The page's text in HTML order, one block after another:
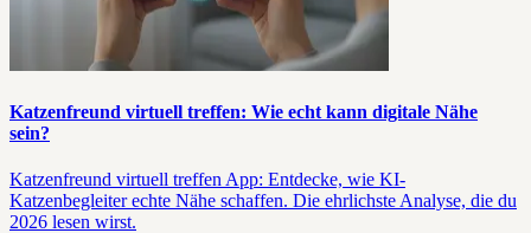
Katzenfreund virtuell treffen: Wie echt kann digitale Nähe
sein?
Katzenfreund virtuell treffen App: Entdecke, wie KI-
Katzenbegleiter echte Nähe schaffen. Die ehrlichste Analyse, die du
2026 lesen wirst.